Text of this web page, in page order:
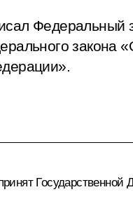
Федеральный
закона